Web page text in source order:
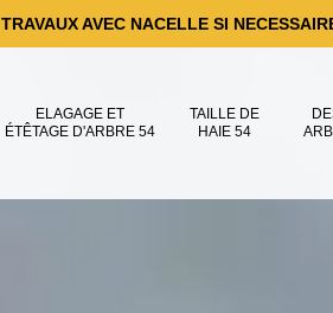
TRAVAUX AVEC NACELLE SI
ELAGAGE ET
ÉTÊTAGE D'ARBRE 54
TAILLE DE
HAIE 54